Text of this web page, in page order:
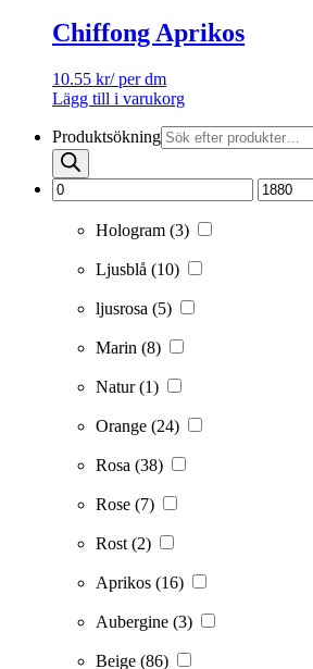
Chiffong Aprikos
10.55 kr/ per dm
Lägg till i varukorg
Produktsökning
Hologram (3)
Ljusblå (10)
ljusrosa (5)
Marin (8)
Natur(1)
Orange (24)
Rosa (38)
Rose (7)
Rost (2)
Aprikos (16)
Aubergine (3)
Beige (86)